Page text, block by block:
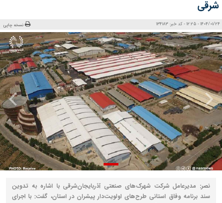
شرقی
1404/01/24 - 12:25 - کد خبر: 134183 نسخه چاپی
نصر: مدیرعامل شرکت شهرک‌های صنعتی آذربایجان‌شرقی با اشاره به تدوین
سند برنامه وفاق استانی طرح‌های اولویت‌دار پیشران در استان، گفت: با اجرای